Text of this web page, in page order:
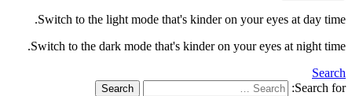
Switch to the light mode that's kinder on your eyes at day time.
Switch to the dark mode that's kinder on your eyes at night time.
Search
Search for:
Search